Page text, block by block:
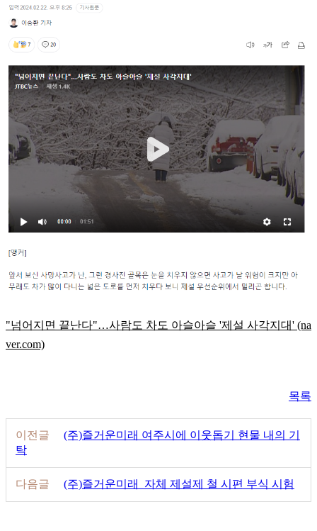
"넘어지면 끝난다"…사람도 차도 아슬아슬 '제설 사각지대' (na
ver.com)
목록
이전글
(주)즐거운미래 여주시에 이웃돕기 현물 내의 기
탁
다음글 (주)즐거운미래_자체 제설제 철 시편 부식 시험